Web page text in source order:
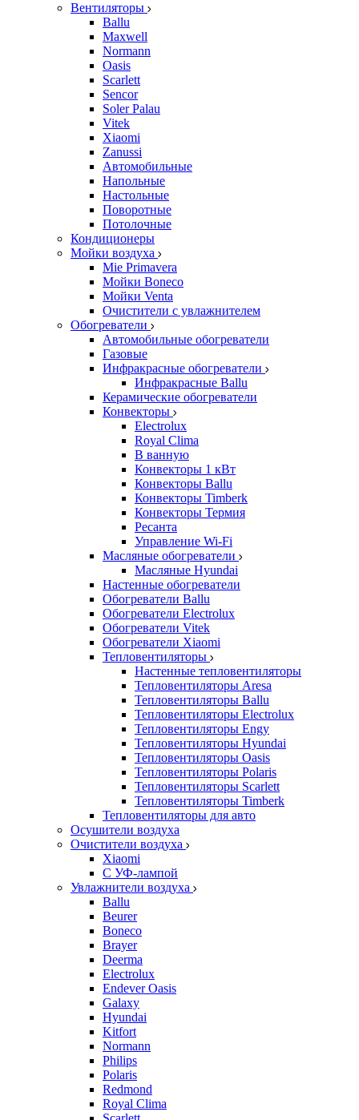
Вентиляторы
Ballu
Maxwell
Normann
Oasis
Scarlett
Sencor
Soler Palau
Vitek
Xiaomi
Zanussi
Автомобильные
Напольные
Настольные
Поворотные
Потолочные
Кондиционеры
Мойки воздуха
Mie Primavera
Мойки Boneco
Мойки Venta
Очистители с увлажнителем
Обогреватели
Автомобильные обогреватели
Газовые
Инфракрасные обогреватели
Инфракрасные Ballu
Керамические обогреватели
Конвекторы
Electrolux
Royal Clima
В ванную
Конвекторы 1 кВт
Конвекторы Ballu
Конвекторы Timberk
Конвекторы Термия
Ресанта
Управление Wi-Fi
Масляные обогреватели
Масляные Hyundai
Настенные обогреватели
Обогреватели Ballu
Обогреватели Electrolux
Обогреватели Vitek
Обогреватели Xiaomi
Тепловентиляторы
Настенные тепловентиляторы
Тепловентиляторы Aresa
Тепловентиляторы Ballu
Тепловентиляторы Electrolux
Тепловентиляторы Engy
Тепловентиляторы Hyundai
Тепловентиляторы Oasis
Тепловентиляторы Polaris
Тепловентиляторы Scarlett
Тепловентиляторы Timberk
Тепловентиляторы для авто
Осушители воздуха
Очистители воздуха
Xiaomi
С УФ-лампой
Увлажнители воздуха
Ballu
Beurer
Boneco
Brayer
Deerma
Electrolux
Endever Oasis
Galaxy
Hyundai
Kitfort
Normann
Philips
Polaris
Redmond
Royal Clima